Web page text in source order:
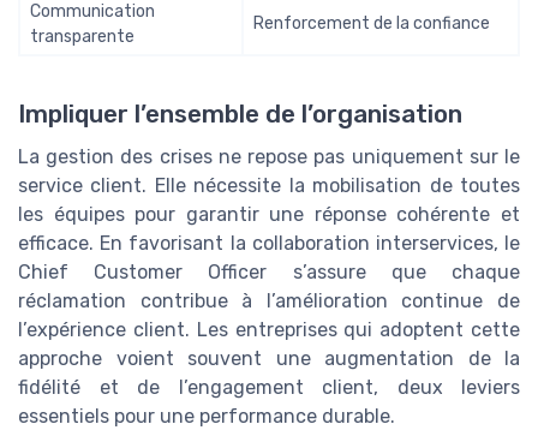
Communication
transparente
Renforcement de la confiance
Impliquer l’ensemble de l’organisation
La gestion des crises ne repose pas uniquement sur le
service client. Elle nécessite la mobilisation de toutes
les équipes pour garantir une réponse cohérente et
efficace. En favorisant la collaboration interservices, le
Chief Customer Officer s’assure que chaque
réclamation contribue à l’amélioration continue de
l’expérience client. Les entreprises qui adoptent cette
approche voient souvent une augmentation de la
fidélité et de l’engagement client, deux leviers
essentiels pour une performance durable.